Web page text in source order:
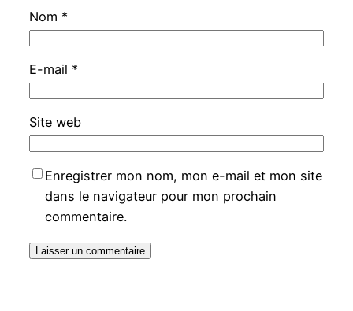
Nom *
E-mail *
Site web
Enregistrer mon nom, mon e-mail et mon site
dans le navigateur pour mon prochain
commentaire.